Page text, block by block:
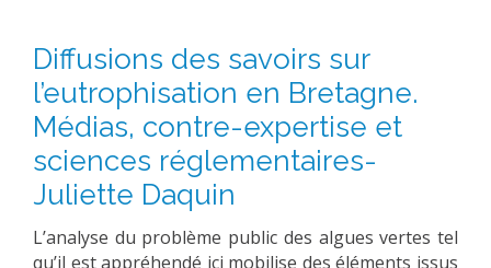
Diffusions des savoirs sur
l’eutrophisation en Bretagne.
Médias, contre-expertise et
sciences réglementaires-
Juliette Daquin
L’analyse du problème public des algues vertes tel
qu’il est appréhendé ici mobilise des éléments issus